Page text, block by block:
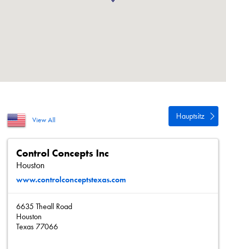
View All Hauptsitz
Control Concepts Inc
Houston
www.controlconceptstexas.com
6635 Theall Road
Houston
Texas 77066
Sitemap
Einloggen